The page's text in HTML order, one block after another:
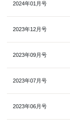
2024年01月号
2023年12月号
2023年09月号
2023年07月号
2023年06月号